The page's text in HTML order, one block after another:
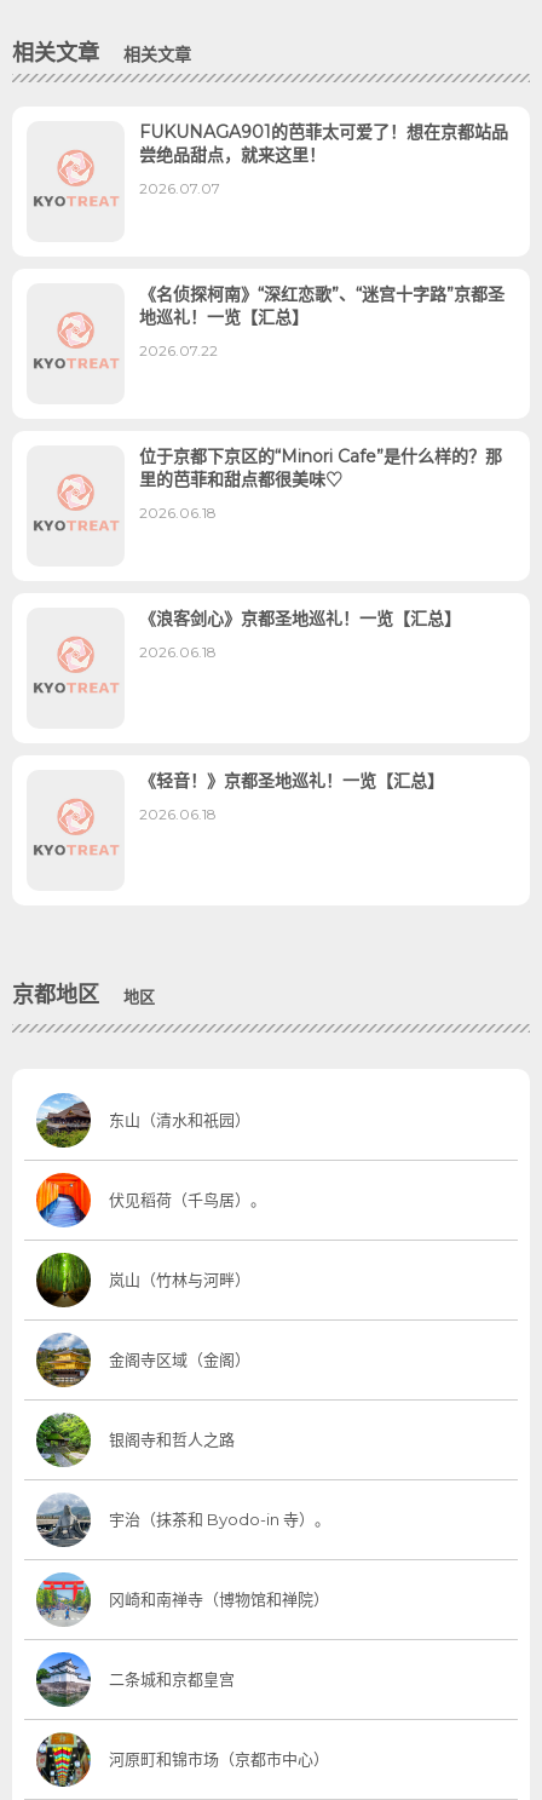
相关文章 相关文章
FUKUNAGA901的芭菲太可爱了！想在京都站品
尝绝品甜点，就来这里！
2026.07.07
《名侦探柯南》“深红恋歌”、“迷宫十字路”京都圣
地巡礼！一览【汇总】
2026.07.22
位于京都下京区的“Minori Cafe”是什么样的？那
里的芭菲和甜点都很美味♡
2026.06.18
《浪客剑心》京都圣地巡礼！一览【汇总】
2026.06.18
《轻音！》京都圣地巡礼！一览【汇总】
2026.06.18
京都地区 地区
东山（清水和祇园）
伏见稻荷（千鸟居）。
岚山（竹林与河畔）
金阁寺区域（金阁）
银阁寺和哲人之路
宇治（抹茶和 Byodo-in 寺）。
冈崎和南禅寺（博物馆和禅院）
二条城和京都皇宫
河原町和锦市场（京都市中心）